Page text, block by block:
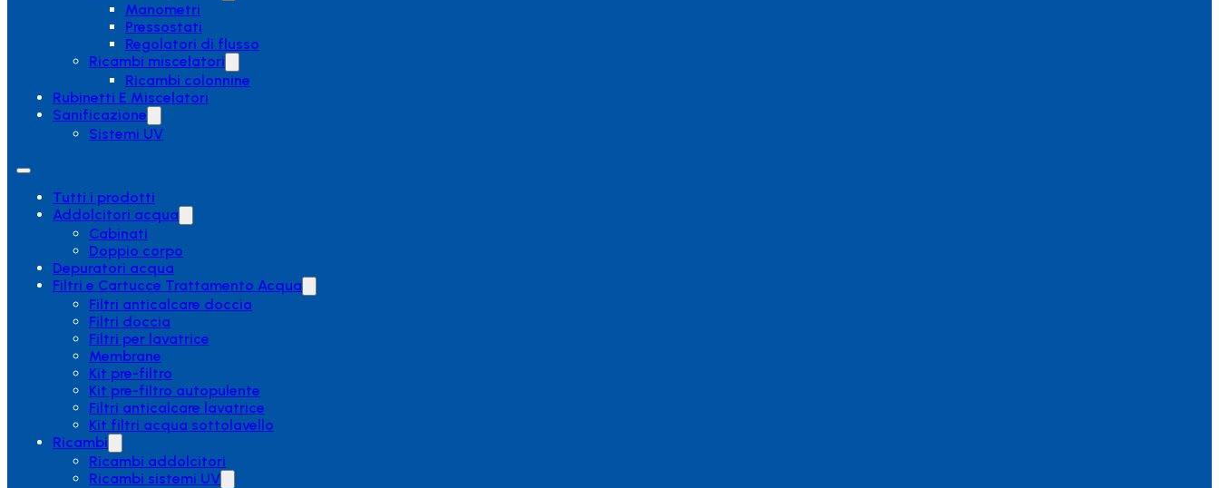
Manometri
Pressostati
Regolatori di flusso
Ricambi miscelatori
Ricambi colonnine
Rubinetti E Miscelatori
Sanificazione
Sistemi UV
Tutti i prodotti
Addolcitori acqua
Cabinati
Doppio corpo
Depuratori acqua
Filtri e Cartucce Trattamento Acqua
Filtri anticalcare doccia
Filtri doccia
Filtri per lavatrice
Membrane
Kit pre-filtro
Kit pre-filtro autopulente
Filtri anticalcare lavatrice
Kit filtri acqua sottolavello
Ricambi
Ricambi addolcitori
Ricambi sistemi UV